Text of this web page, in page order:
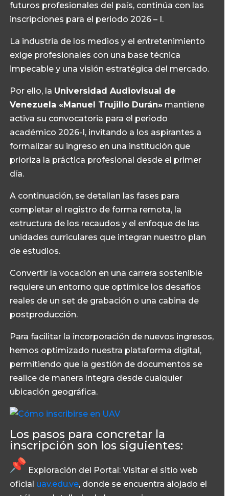
futuros profesionales del país, continúa con las
inscripciones para el periodo 2026 – I.
La industria de los medios y el entretenimiento
exige profesionales con una base técnica
impecable y una visión estratégica del mercado.
Por ello, la Universidad Audiovisual de
Venezuela «Manuel Trujillo Durán» mantiene
activa su convocatoria para el periodo
académico 2026-I, invitando a los aspirantes a
formalizar su ingreso en una institución que
prioriza la práctica profesional desde el primer
día.
A continuación, se detallan las fases para
completar el registro de forma remota, la
estructura de los recaudos y el enfoque de las
unidades curriculares que integran nuestro plan
de estudios.
Convertir la vocación en una carrera sostenible
requiere un entorno que optimice los desafíos
reales de un set de grabación o una cabina de
postproducción.
Para facilitar la incorporación de nuevos ingresos,
hemos optimizado nuestra plataforma digital,
permitiendo que la gestión de documentos se
realice de manera íntegra desde cualquier
ubicación geográfica.
Los pasos para concretar la
inscripción son los siguientes:
Exploración del Portal: Visitar el sitio web
oficial uav.edu.ve, donde se encuentra alojado el